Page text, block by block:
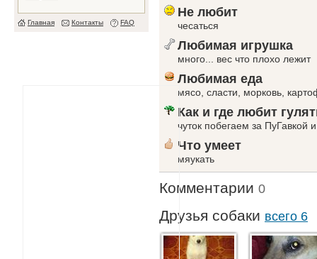
Главная Контакты FAQ
Не любит
чесаться
Любимая игрушка
много... вес что плохо лежит
Любимая еда
мясо, сласти, морковь,
Как и где любит
чуток побегаем за ПуГавкой
Что умеет
мяукать
Комментарии 0
Друзья собаки всего 6